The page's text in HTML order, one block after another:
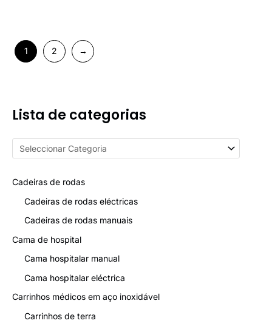
Lista de categorias
Cadeiras de rodas
Cadeiras de rodas eléctricas
Cadeiras de rodas manuais
Cama de hospital
Cama hospitalar manual
Cama hospitalar eléctrica
Carrinhos médicos em aço inoxidável
Carrinhos de terra
1 2 →